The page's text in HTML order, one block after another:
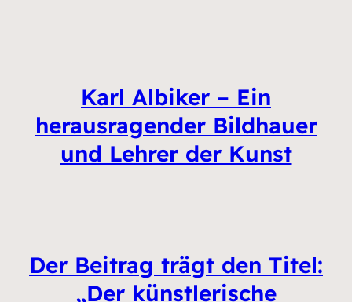
Karl Albiker – Ein
herausragender Bildhauer
und Lehrer der Kunst
Der Beitrag trägt den Titel:
„Der künstlerische